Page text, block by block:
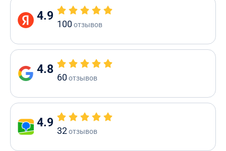
4.9
100отзывов
4.8
60отзывов
4.9
32отзывов